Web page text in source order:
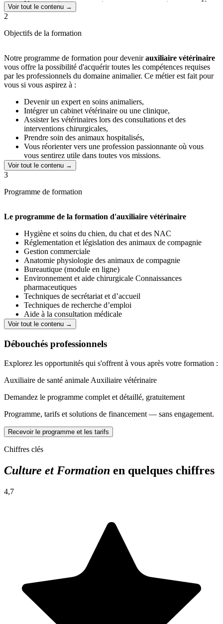
Notre enseignement est rigoureusement soumis au
contrôle
pédagogique de l'État,
La flexibilité est au cœur de notre approche, vous permettant
Les cours sont accessibles àtout momentet depuis n'importe
quel appareil (ordinateur, tablette, smartphone), vous offrant
une grande autonomie pour votre apprentissage, où que vous
soyez.
par votre pôle pédagogique et vos professeurs tout au long de
votre formation.
Voir tout le contenu →
2
Objectifs de la formation
Notre programme de formation pour devenirauxiliaire vétérinaire
vous offre la possibilité d'acquérir toutes les compétences requises
par les professionnels du domaine animalier. Ce métier est fait pour
vous si vous aspirez à :
Devenir un expert en soins animaliers,
Intégrer un cabinet vétérinaire ou une clinique,
Assister les vétérinaires lors des consultations et des
interventions chirurgicales,
Prendre soin des animaux hospitalisés,
Vous réorienter vers une profession passionnante où vous
vous sentirez utile dans toutes vos missions.
Voir tout le contenu →
3
Programme de formation
Le programme de la formation d'auxiliaire vétérinaire
Hygiène et soins du chien, du chat et des NAC
Réglementation et législation des animaux de compagnie
Gestion commerciale
Anatomie physiologie des animaux de compagnie
Bureautique (module en ligne)
Environnement et aide chirurgicale Connaissances
pharmaceutiques
Techniques de secrétariat et d’accueil
Techniques de recherche d’emploi
Aide à la consultation médicale
Pathologie et parasitologie des animaux de compagnies
Techniques de secrétariat et d’accueil
Ethologie
Nutrition des animaux de compagnie
Comptabilité
Voir tout le contenu →
Débouchés professionnels
Explorez les opportunités qui s'offrent à vous après votre formation :
Auxiliaire de santé animale Auxiliaire vétérinaire
Demandez le programme complet et détaillé, gratuitement
Programme, tarifs et solutions de financement — sans engagement.
Recevoir le programme et les tarifs
Chiffres clés
Culture et Formation en quelques chiffres
4,7